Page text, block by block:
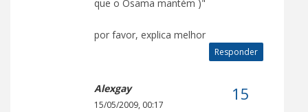
que o Osama mantém )"
por favor, explica melhor
Responder
Alexgay
15/05/2009, 00:17